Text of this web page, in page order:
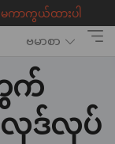
မကာကွယ်ထားပါ
ဗမာစာ
က်
းလုဒ်လုပ်